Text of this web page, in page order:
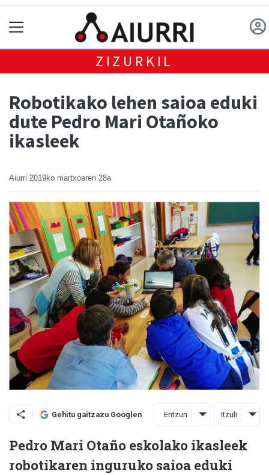
ZIZURKIL
Robotikako lehen saioa eduki
dute Pedro Mari Otañoko
ikasleek
Aiurri 2019ko martxoaren 28a
Gehitu gaitzazu Googlen Entzun Itzuli
Pedro Mari Otaño eskolako ikasleek
robotikaren inguruko saioa eduki